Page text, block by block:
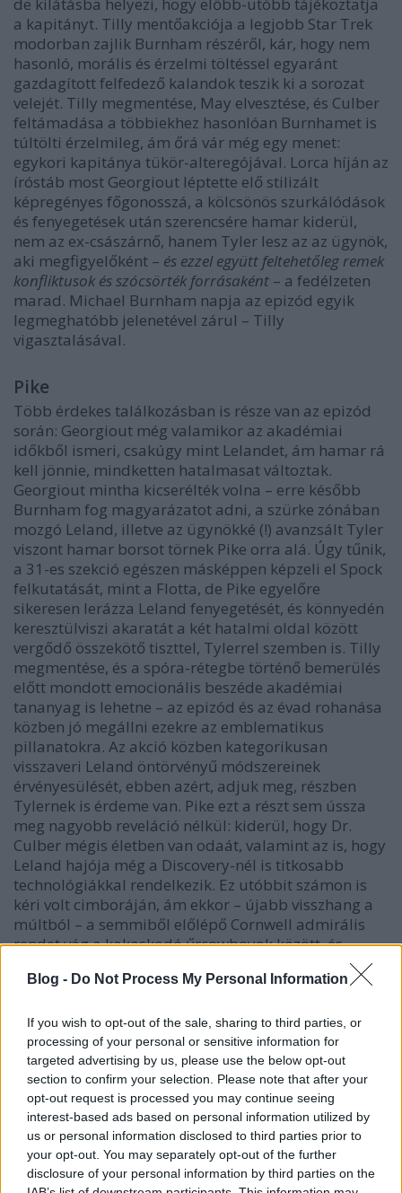
Blog - Do Not Process My Personal Information
If you wish to opt-out of the sale, sharing to third parties, or
processing of your personal or sensitive information for
targeted advertising by us, please use the below opt-out
section to confirm your selection. Please note that after your
opt-out request is processed you may continue seeing
interest-based ads based on personal information utilized by
us or personal information disclosed to third parties prior to
your opt-out. You may separately opt-out of the further
disclosure of your personal information by third parties on the
a kapitányt. Tilly mentőakciója a legjobb Star Trek
modorban zajlik Burnham részéről, kár, hogy nem
hasonló, morális és érzelmi töltéssel egyaránt
gazdagított felfedező kalandok teszik ki a sorozat
velejét. Tilly megmentése, May elvesztése, és Culber
feltámadása a többiekhez hasonlóan Burnhamet is
túltölti érzelmileg, ám őrá vár még egy menet:
egykori kapitánya tükör-alteregójával. Lorca híján az
íróstáb most Georgiout léptette elő stilizált
képregényes főgonosszá, a kölcsönös szurkálódások
és fenyegetések után szerencsére hamar kiderül,
nem az ex-császárnő, hanem Tyler lesz az az ügynök,
aki megfigyelőként – és ezzel együtt feltehetőleg remek
konfliktusok és szócsörték forrásaként – a fedélzeten
marad. Michael Burnham napja az epizód egyik
legmeghatóbb jelenetével zárul – Tilly
vigasztalásával.
Pike
Több érdekes találkozásban is része van az epizód
során: Georgiout még valamikor az akadémiai
időkből ismeri, csakúgy mint Lelandet, ám hamar rá
kell jönnie, mindketten hatalmasat változtak.
Georgiout mintha kicserélték volna – erre később
Burnham fog magyarázatot adni, a szürke zónában
mozgó Leland, illetve az ügynökké (!) avanzsált Tyler
viszont hamar borsot törnek Pike orra alá. Úgy tűnik,
a 31-es szekció egészen másképpen képzeli el Spock
felkutatását, mint a Flotta, de Pike egyelőre
sikeresen lerázza Leland fenyegetését, és könnyedén
keresztülviszi akaratát a két hatalmi oldal között
vergődő összekötő tiszttel, Tylerrel szemben is. Tilly
megmentése, és a spóra-rétegbe történő bemerülés
előtt mondott emocionális beszéde akadémiai
tananyag is lehetne – az epizód és az évad rohanása
közben jó megállni ezekre az emblematikus
pillanatokra. Az akció közben kategorikusan
visszaveri Leland öntörvényű módszereinek
érvényesülését, ebben azért, adjuk meg, részben
Tylernek is érdeme van. Pike ezt a részt sem ússza
meg nagyobb reveláció nélkül: kiderül, hogy Dr.
Culber mégis életben van odaát, valamint az is, hogy
Leland hajója még a Discovery-nél is titkosabb
technológiákkal rendelkezik. Ez utóbbit számon is
kéri volt cimboráján, ám ekkor – újabb visszhang a
múltból – a semmiből előlépő Cornwell admirális
rendet vág a kakaskodó űrcowboyok között, és
természetéről, megerősítve egy korábbi rajongói
csupán a térben, hanem az időben is mozoghat.
Saru
AzújSaru egyelőre kispadra ültetve(esetünkben
egyszerűen a hídon szolgálva)vesz részt az
eseményekben, megváltozott állapota és annak
következményei talán a következő epizódban
kapnak nagyobb figyelmet. Rajongói szemszögből